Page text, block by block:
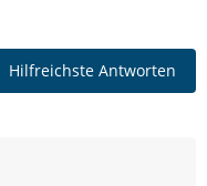
Hilfreichste Antworten